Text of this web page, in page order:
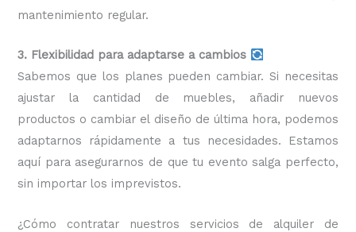
mantenimiento regular.
3. Flexibilidad para adaptarse a cambios
Sabemos que los planes pueden cambiar. Si necesitas
ajustar la cantidad de muebles, añadir nuevos
productos o cambiar el diseño de última hora, podemos
adaptarnos rápidamente a tus necesidades. Estamos
aquí para asegurarnos de que tu evento salga perfecto,
sin importar los imprevistos.
¿Cómo contratar nuestros servicios de alquiler de